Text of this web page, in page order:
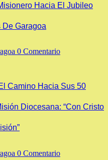
Hacia El Jubileo
De Garagoa
0 Comentario
Camino Hacia Sus 50
Diocesana: “Con Cristo
0 Comentario